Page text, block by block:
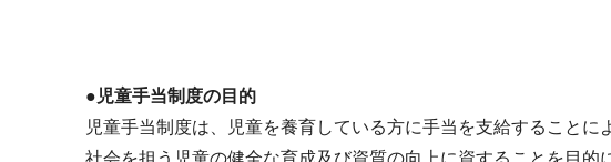
●児童手当制度の目的
児童手当制度は、児童を養育している方に手当を支給すること
社会を担う児童の健全な育成及び資質の向上に資することを目的